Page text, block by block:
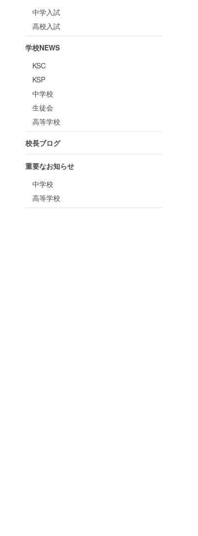
中学入試
高校入試
学校NEWS
KSC
KSP
中学校
生徒会
高等学校
校長ブログ
重要なお知らせ
中学校
高等学校